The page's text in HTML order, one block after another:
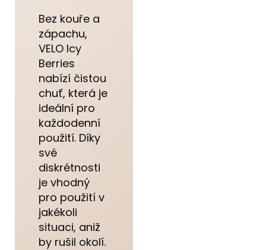
Bez kouře a
zápachu,
VELO Icy
Berries
nabízí čistou
chuť, která je
ideální pro
každodenní
použití. Díky
své
diskrétnosti
je vhodný
pro použití v
jakékoli
situaci, aniž
by rušil okolí.